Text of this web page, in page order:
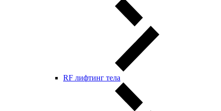
RF лифтинг тела